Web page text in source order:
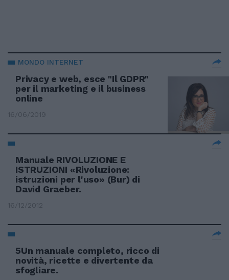
MONDO INTERNET
Privacy e web, esce "Il GDPR"
per il marketing e il business
online
16/06/2019
Manuale RIVOLUZIONE E
ISTRUZIONI «Rivoluzione:
istruzioni per l'uso» (Bur) di
David Graeber.
16/12/2012
5Un manuale completo, ricco di
novità, ricette e divertente da
sfogliare.